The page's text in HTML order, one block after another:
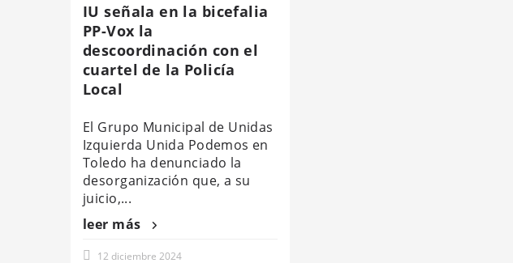
IU señala en la bicefalia
PP-Vox la
descoordinación con el
cuartel de la Policía
Local
El Grupo Municipal de Unidas
Izquierda Unida Podemos en
Toledo ha denunciado la
desorganización que, a su
juicio,...
leer más
12 diciembre 2024